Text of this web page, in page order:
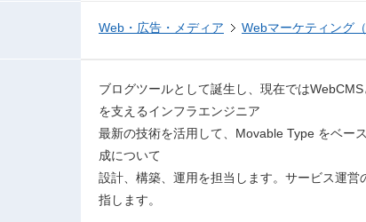
Web・広告・メディア Webマーケティング
ブログツールとして誕生し、現在では
を支えるインフラエンジニア
最新の技術を活用して、Movable Type をベー
成について
設計、構築、運用を担当します。サービス運
指します。